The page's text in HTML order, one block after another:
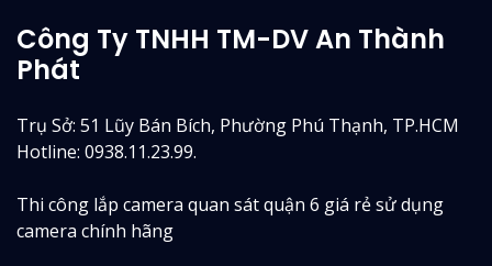
Công Ty TNHH TM-DV An Thành
Phát
Trụ Sở: 51 Lũy Bán Bích, Phường Phú Thạnh, TP.HCM
Hotline: 0938.11.23.99.
Thi công lắp camera quan sát quận 6 giá rẻ sử dụng
camera chính hãng